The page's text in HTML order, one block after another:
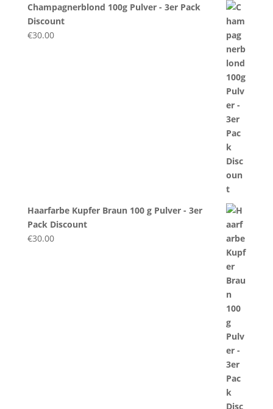
Champagnerblond 100g Pulver - 3er Pack
Discount
€30.00
Haarfarbe Kupfer Braun 100 g Pulver - 3er
Pack Discount
€30.00